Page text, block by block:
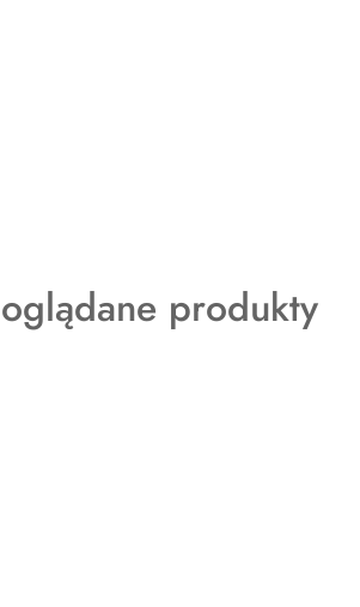
produkty